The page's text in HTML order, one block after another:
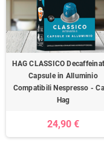
HAG CLASSICO
Capsule in Alluminio
Compatibili Nespresso -
Hag
24,90 €